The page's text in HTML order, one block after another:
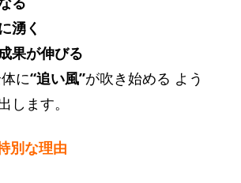
湧く
果が伸びる
に“追い風”が吹き始める よう
します。
別な理由